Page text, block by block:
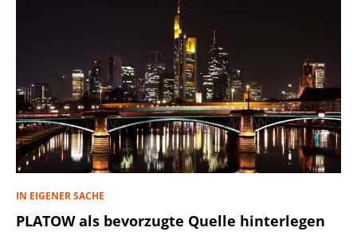
IN EIGENER SACHE
PLATOW als bevorzugte Quelle hinterlegen